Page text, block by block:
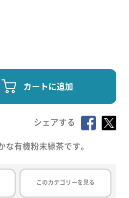
カートに追加
シェアする
な有機粉末緑茶です。
このカテゴリーを見る